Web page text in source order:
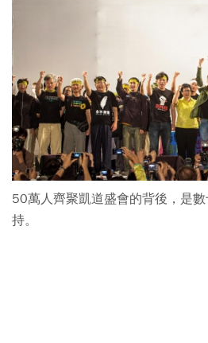
50萬人齊聚凱道盛會的背後，是
持。